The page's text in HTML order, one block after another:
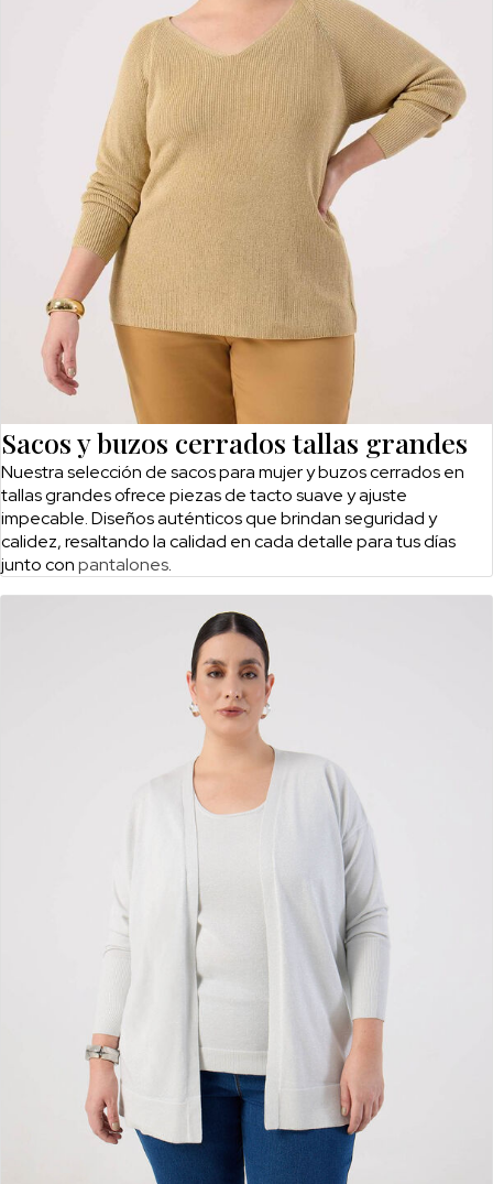
Sacos y buzos cerrados tallas grandes
Nuestra selección de sacos para mujer y buzos cerrados en
tallas grandes ofrece piezas de tacto suave y ajuste
impecable. Diseños auténticos que brindan seguridad y
calidez, resaltando la calidad en cada detalle para tus días
junto conpantalones.